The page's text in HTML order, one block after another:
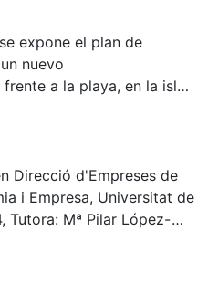
expone el plan de
nuevo
a la playa, en la isla
actividades de
un ambiente de Beach
y
cost
Direcció d'Empreses de
i Empresa, Universitat de
Tutora: Mª Pilar López-